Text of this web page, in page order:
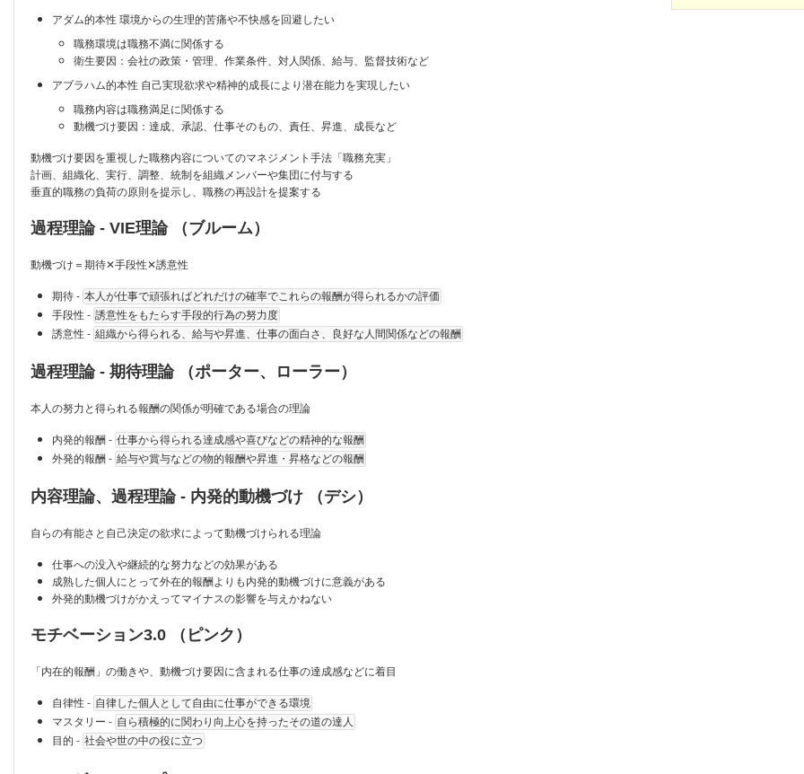
アダム的本性 環境からの生理的苦痛や不快感を回避したい
職務環境は職務不満に関係する
衛生要因：会社の政策・管理、作業条件、対人関係、給与、監督技術など
アブラハム的本性 自己実現欲求や精神的成長により潜在能力を実現したい
職務内容は職務満足に関係する
動機づけ要因：達成、承認、仕事そのもの、責任、昇進、成長など
動機づけ要因を重視した職務内容についてのマネジメント手法「職務充実」
計画、組織化、実行、調整、統制を組織メンバーや集団に付与する
垂直的職務の負荷の原則を提示し、職務の再設計を提案する
過程理論 - VIE理論 （ブルーム）
動機づけ＝期待✕手段性✕誘意性
期待 - 本人が仕事で頑張ればどれだけの確率でこれらの報酬が得られるかの評価
手段性 - 誘意性をもたらす手段的行為の努力度
誘意性 - 組織から得られる、給与や昇進、仕事の面白さ、良好な人間関係などの報酬
過程理論 - 期待理論 （ポーター、ローラー）
本人の努力と得られる報酬の関係が明確である場合の理論
内発的報酬 - 仕事から得られる達成感や喜びなどの精神的な報酬
外発的報酬 - 給与や賞与などの物的報酬や昇進・昇格などの報酬
内容理論、過程理論 - 内発的動機づけ （デシ）
自らの有能さと自己決定の欲求によって動機づけられる理論
仕事への没入や継続的な努力などの効果がある
成熟した個人にとって外在的報酬よりも内発的動機づけに意義がある
外発的動機づけがかえってマイナスの影響を与えかねない
モチベーション3.0 （ピンク）
「内在的報酬」の働きや、動機づけ要因に含まれる仕事の達成感などに着目
自律性 - 自律した個人として自由に仕事ができる環境
マスタリー - 自ら積極的に関わり向上心を持ったその道の達人
目的 - 社会や世の中の役に立つ